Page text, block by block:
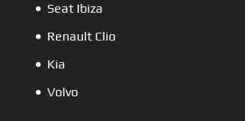
Seat Ibiza
Renault Clio
Kia
Volvo